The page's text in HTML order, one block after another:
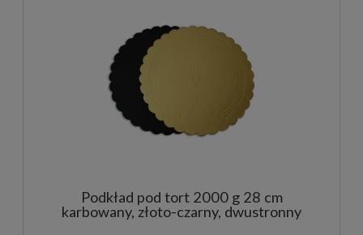
Podkład pod tort 2000 g 28 cm
karbowany, złoto-czarny, dwustronny